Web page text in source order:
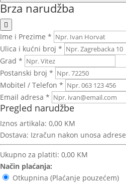
Brza narudžba
Ime i Prezime *
Ulica i kućni broj *
Grad *
Postanski broj *
Mobitel / Telefon *
Email adresa *
Pregled narudžbe
Iznos artikala: 0,00 KM
Dostava: Izračun nakon unosa adrese
Ukupno za platiti: 0,00 KM
Način plaćanja:
Otkupnina (Plaćanje pouzećem)